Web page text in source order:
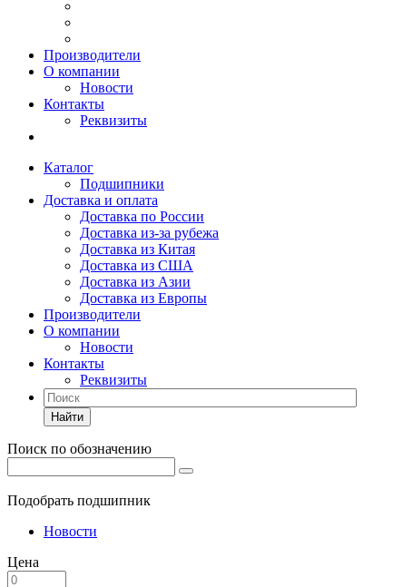
Производители
О компании
Новости
Контакты
Реквизиты
Каталог
Подшипники
Доставка и оплата
Доставка по России
Доставка из-за рубежа
Доставка из Китая
Доставка из США
Доставка из Азии
Доставка из Европы
Производители
О компании
Новости
Контакты
Реквизиты
Найти
Поиск по обозначению
Подобрать подшипник
Новости
Цена